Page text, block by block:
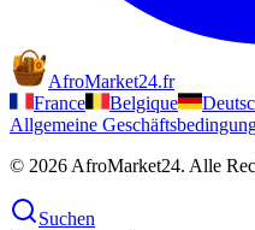
AfroMarket24.fr
France
Belgique
Allgemeine
© 2026 AfroMarket24. Alle
Suchen